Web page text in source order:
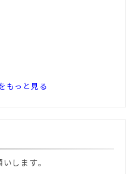
もっと見る
します。